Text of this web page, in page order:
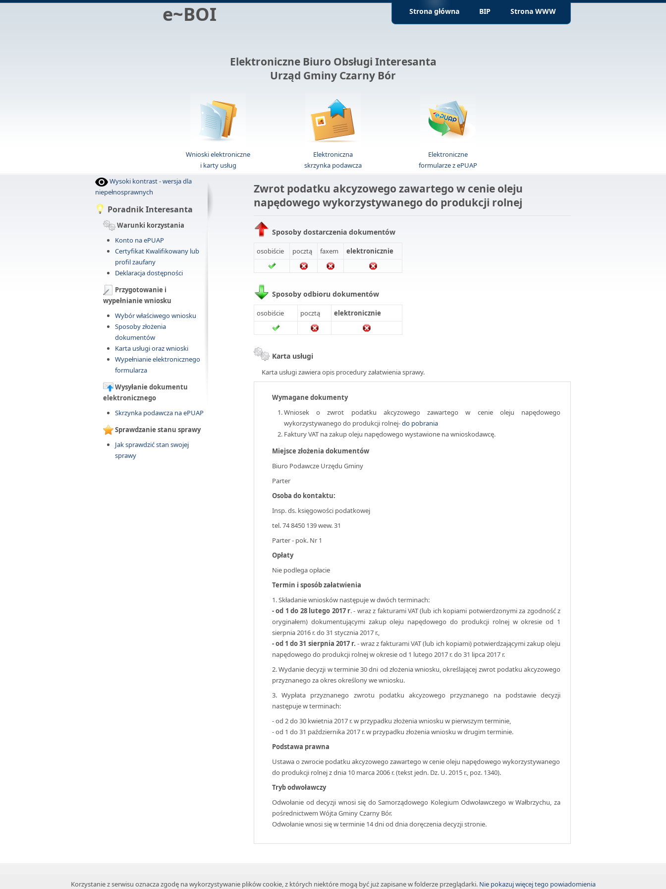
e~BOI Strona główna BIP Strona WWW
Elektroniczne Biuro Obsługi Interesanta
Urząd Gminy Czarny Bór
Wnioski elektroniczne
i karty usług
Elektroniczna
skrzynka podawcza
Elektroniczne
formularze z ePUAP
Wysoki kontrast - wersja dla
niepełnosprawnych
Poradnik Interesanta
Warunki korzystania
Konto na ePUAP
Certyfikat Kwalifikowany lub
profil zaufany
Deklaracja dostępności
Przygotowanie i
wypełnianie wniosku
Wybór właściwego wniosku
Sposoby złożenia
dokumentów
Karta usługi oraz wnioski
Wypełnianie elektronicznego
formularza
Wysyłanie dokumentu
elektronicznego
Skrzynka podawcza na ePUAP
Sprawdzanie stanu sprawy
Jak sprawdzić stan swojej
sprawy
Zwrot podatku akcyzowego zawartego w cenie oleju
napędowego wykorzystywanego do produkcji rolnej
Sposoby dostarczenia dokumentów
osobiście pocztą faxem elektronicznie
Sposoby odbioru dokumentów
osobiście pocztą elektronicznie
Karta usługi
Karta usługi zawiera opis procedury załatwienia sprawy.
Wymagane dokumenty
Wniosek o zwrot podatku akcyzowego zawartego w cenie oleju napędowego
wykorzystywanego do produkcji rolnej-do pobrania
Faktury VAT na zakup oleju napędowego wystawione na wnioskodawcę.
Miejsce złożenia dokumentów
Biuro Podawcze Urzędu Gminy
Parter
Osoba do kontaktu:
Insp. ds. księgowości podatkowej
tel. 74 8450 139 wew. 31
Parter - pok. Nr 1
Opłaty
Nie podlega opłacie
Termin i sposób załatwienia
1. Składanie wniosków następuje w dwóch terminach:
- od 1 do 28 lutego 2017 r. - wraz z fakturami VAT (lub ich kopiami potwierdzonymi za zgodność z
oryginałem) dokumentującymi zakup oleju napędowego do produkcji rolnej w okresie od 1
sierpnia 2016 r. do 31 stycznia 2017 r.,
- od 1 do 31 sierpnia 2017 r. - wraz z fakturami VAT (lub ich kopiami) potwierdzającymi zakup oleju
napędowego do produkcji rolnej w okresie od 1 lutego 2017 r. do 31 lipca 2017 r.
2. Wydanie decyzji w terminie 30 dni od złożenia wniosku, określającej zwrot podatku akcyzowego
przyznanego za okres określony we wniosku.
3. Wypłata przyznanego zwrotu podatku akcyzowego przyznanego na podstawie decyzji
następuje w terminach:
- od 2 do 30 kwietnia 2017 r. w przypadku złożenia wniosku w pierwszym terminie,
- od 1 do 31 października 2017 r. w przypadku złożenia wniosku w drugim terminie.
Podstawa prawna
Ustawa o zwrocie podatku akcyzowego zawartego w cenie oleju napędowego wykorzystywanego
do produkcji rolnej z dnia 10 marca 2006 r. (tekst jedn. Dz. U. 2015 r., poz. 1340).
Tryb odwoławczy
Odwołanie od decyzji wnosi się do Samorządowego Kolegium Odwoławczego w Wałbrzychu, za
pośrednictwem Wójta Gminy Czarny Bór.
Odwołanie wnosi się w terminie 14 dni od dnia doręczenia decyzji stronie.
Korzystanie z serwisu oznacza zgodę na wykorzystywanie plików cookie, z których niektóre mogą być już zapisane w folderze przeglądarki. Nie pokazuj więcej tego powiadomienia